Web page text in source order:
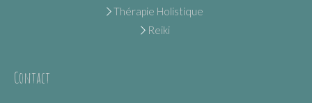
Thérapie Holistique
Reiki
Contact